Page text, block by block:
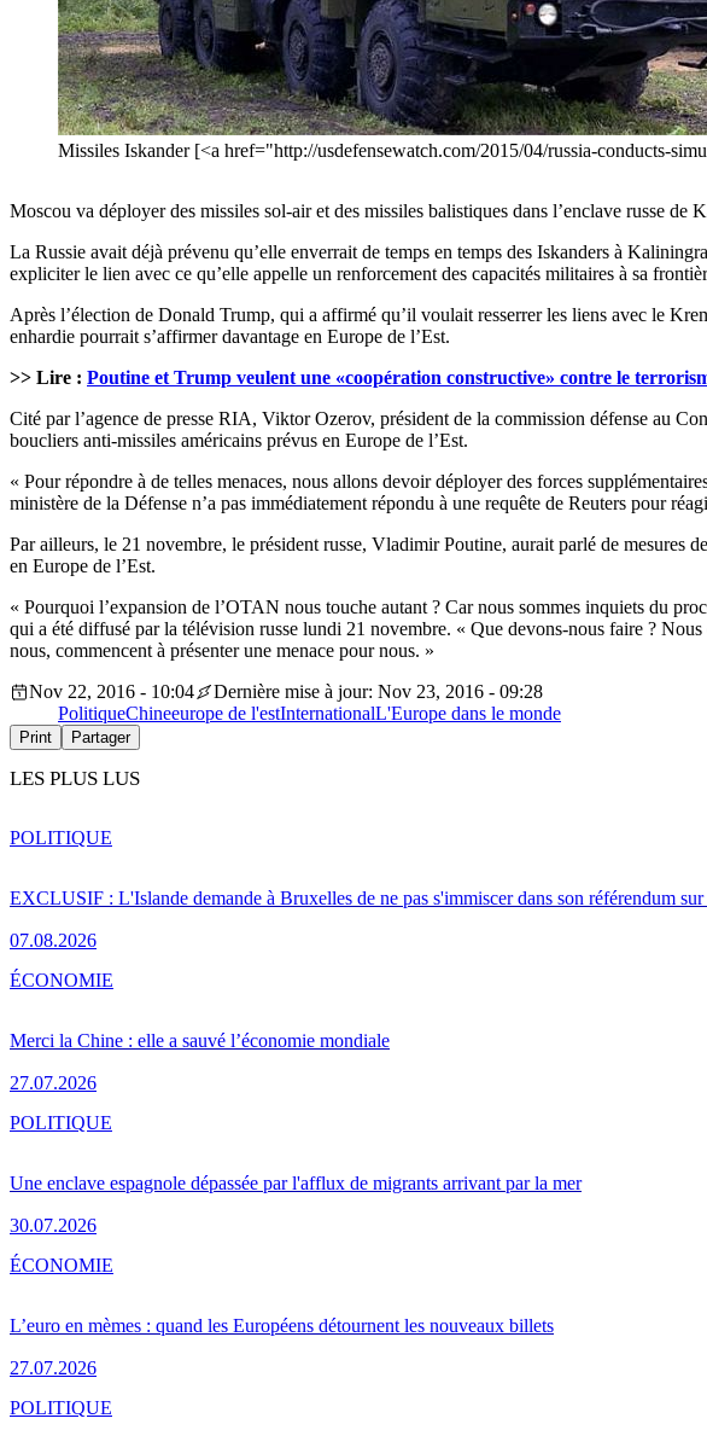
Missiles Iskander [<a href="http://usdefensewatch.com/2015/04/russia-conducts-
Moscou va déployer des missiles sol-air et des missiles balistiques dans l’enclave russe
La Russie avait déjà prévenu qu’elle enverrait de temps en temps des Iskanders à
expliciter le lien avec ce qu’elle appelle un renforcement des capacités militaires à sa
Après l’élection de Donald Trump, qui a affirmé qu’il voulait resserrer les liens avec le
enhardie pourrait s’affirmer davantage en Europe de l’Est.
>> Lire : Poutine et Trump veulent une «coopération constructive» contre le
Cité par l’agence de presse RIA, Viktor Ozerov, président de la commission défense au
boucliers anti-missiles américains prévus en Europe de l’Est.
« Pour répondre à de telles menaces, nous allons devoir déployer des forces
ministère de la Défense n’a pas immédiatement répondu à une requête de Reuters pour
Par ailleurs, le 21 novembre, le président russe, Vladimir Poutine, aurait parlé de mesures
en Europe de l’Est.
« Pourquoi l’expansion de l’OTAN nous touche autant ? Car nous sommes inquiets du
qui a été diffusé par la télévision russe lundi 21 novembre. « Que devons-nous faire ?
nous, commencent à présenter une menace pour nous. »
Nov 22, 2016 - 10:04
Dernière mise à jour: Nov 23, 2016 - 09:28
PolitiqueChineeurope de l'estInternationalL'Europe dans le monde
Print Partager
LES PLUS LUS
EXCLUSIF : L'Islande demande à Bruxelles de ne pas s'immiscer dans son référendum
07.08.2026
POLITIQUE
Merci la Chine : elle a sauvé l’économie mondiale
27.07.2026
ÉCONOMIE
Une enclave espagnole dépassée par l'afflux de migrants arrivant par la mer
30.07.2026
POLITIQUE
L’euro en mèmes : quand les Européens détournent les nouveaux billets
27.07.2026
ÉCONOMIE
POLITIQUE